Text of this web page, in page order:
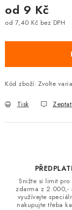
od 9 Kč
od 7,40 Kč bez DPH
Kód zboží: Zvolte
Tisk
Snižte si limit pro
zdarma z 2.000,-
využívejte
nakupujte třeba